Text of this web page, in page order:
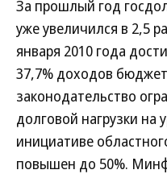
За прошлый год
уже увеличился в 2,5
января 2010 года
37,7% доходов
законодательство
долговой нагрузки на
инициативе
повышен до 50%.